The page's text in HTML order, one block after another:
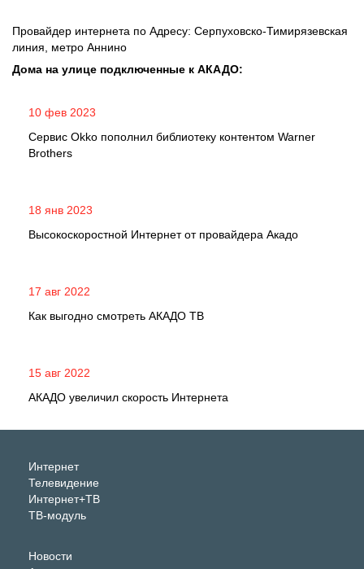
Провайдер интернета по Адресу: Серпуховско-Тимирязевская
линия, метро Аннино
Дома на улице подключенные к АКАДО:
10 фев 2023
Сервис Okko пополнил библиотеку контентом Warner
Brothers
18 янв 2023
Высокоскоростной Интернет от провайдера Акадо
17 авг 2022
Как выгодно смотреть АКАДО ТВ
15 авг 2022
АКАДО увеличил скорость Интернета
Интернет
Телевидение
Интернет+ТВ
ТВ-модуль
Новости